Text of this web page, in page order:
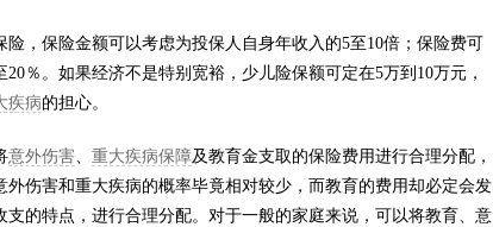
保险金额可以考虑为投保人自身年收入的5至10倍；保险费可
％。如果经济不是特别宽裕，少儿险保额可定在5万到10万元，
疾病的担心。
意外伤害、 重大疾病保障及教育金支取的保险费用进行合理分配，
外伤害和重大疾病的概率毕竟相对较少，而教育的费用却必定会发
支的特点，进行合理分配。对于一般的家庭来说，可以将教育、意